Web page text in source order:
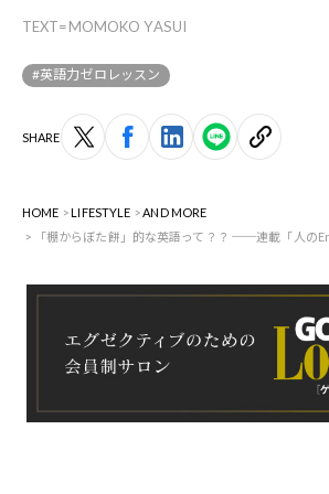
TEXT=MOMOKO YASUI
#英語力ゼロレッスン
SHARE
HOME LIFESTYLE
AND MORE
「棚からぼた餅」的な英語って？？ ──連載「人の